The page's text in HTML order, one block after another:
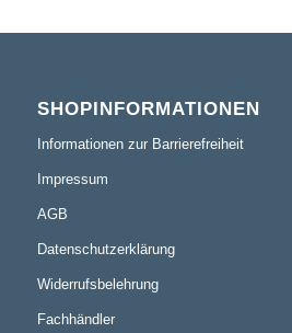
SHOPINFORMATIONEN
Informationen zur Barrierefreiheit
Impressum
AGB
Datenschutzerklärung
Widerrufsbelehrung
Fachhändler